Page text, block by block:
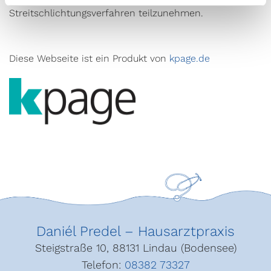
Streitschlichtungsverfahren teilzunehmen.
Diese Webseite ist ein Produkt von kpage.de
Daniél Predel – Hausarztpraxis
Steigstraße 10, 88131 Lindau (Bodensee)
Telefon: 08382 73327